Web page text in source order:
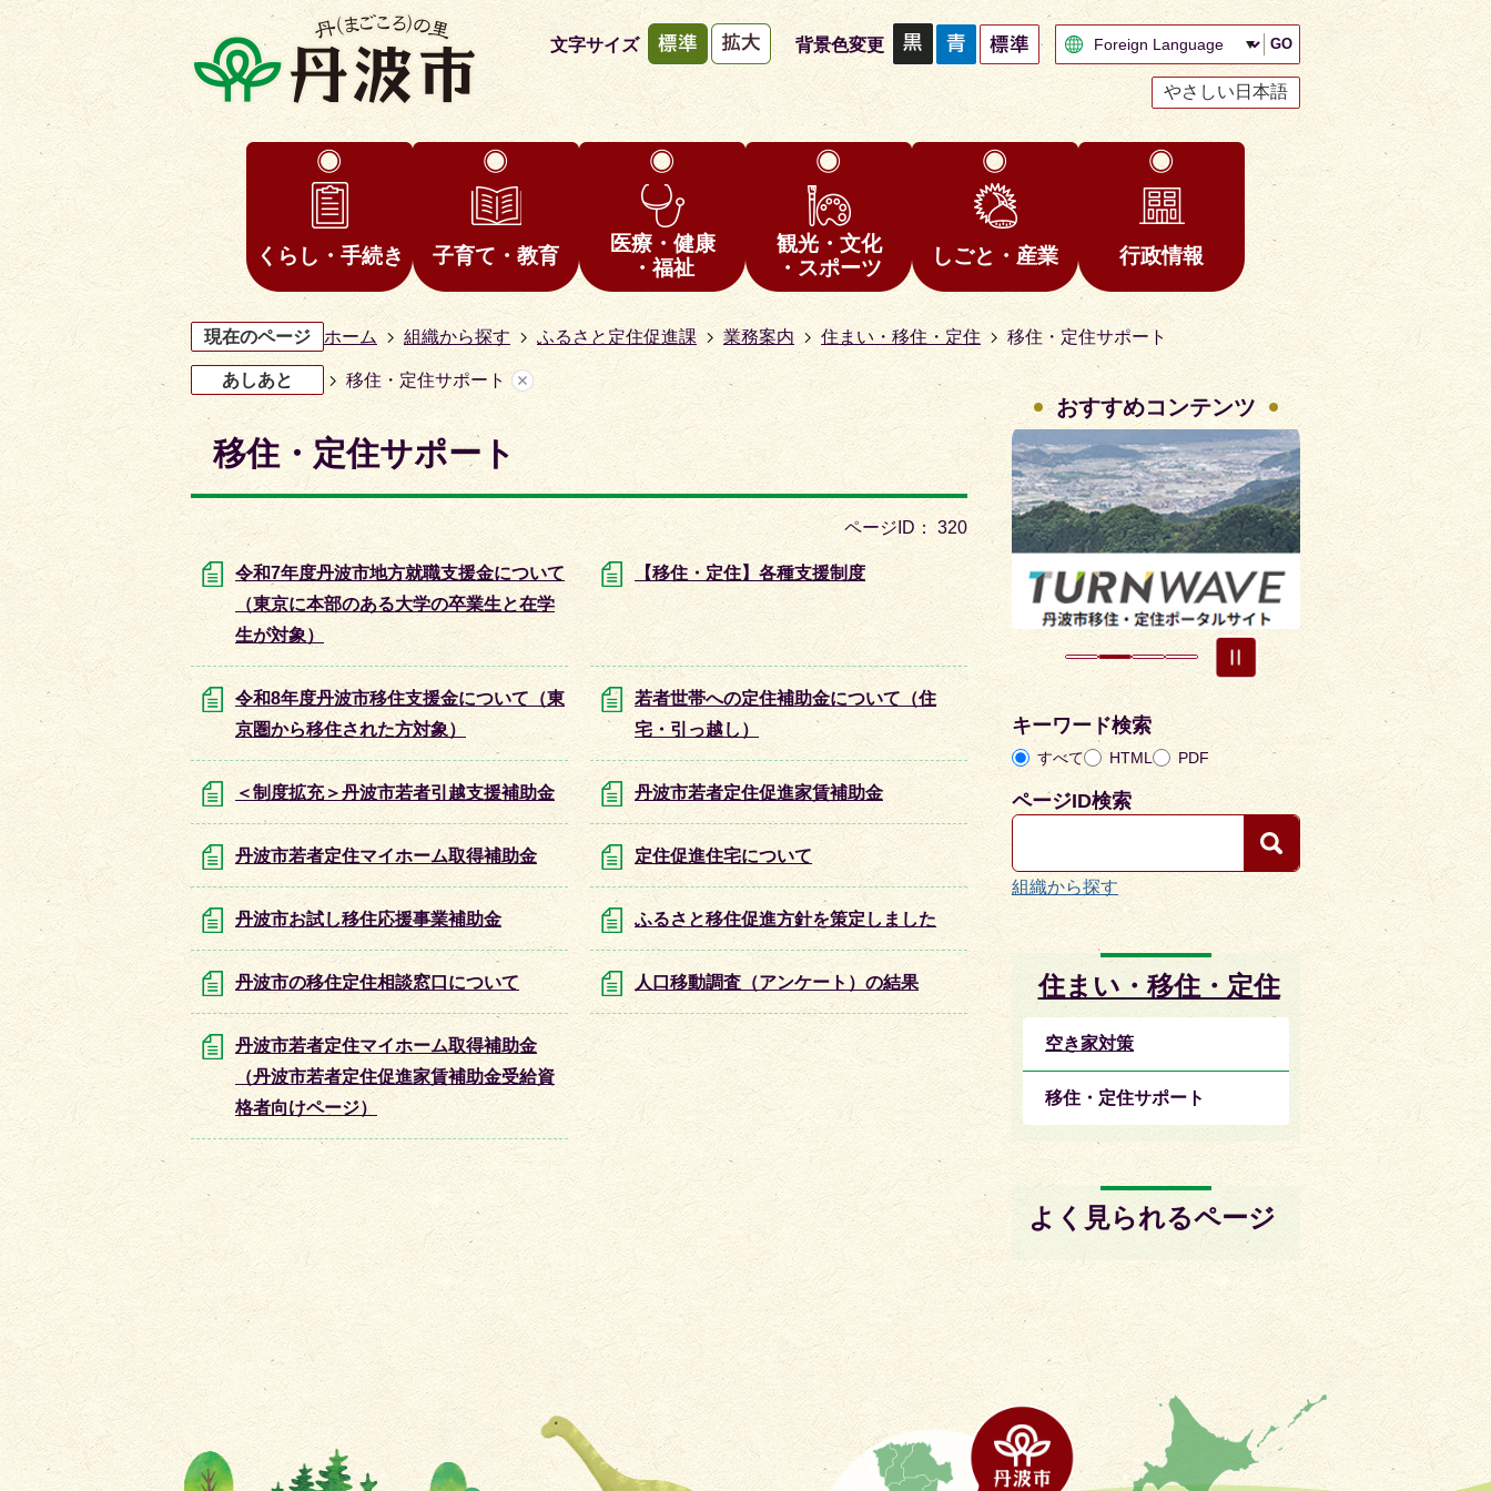
文字サイズ 背景色変更 GO
やさしい日本語
くらし・手続き 子育て・教育
医療・健康
・福祉
観光・文化
・スポーツ
しごと・産業 行政情報
現在のページ ホーム 組織から探す ふるさと定住促進課 業務案内 住まい・移住・定住 移住・定住サポート
あしあと 移住・定住サポート
移住・定住サポート
ページID： 320
令和7年度丹波市地方就職支援金について
（東京に本部のある大学の卒業生と在学
生が対象）
【移住・定住】各種支援制度
令和8年度丹波市移住支援金について（東
京圏から移住された方対象）
若者世帯への定住補助金について（住
宅・引っ越し）
＜制度拡充＞丹波市若者引越支援補助金 丹波市若者定住促進家賃補助金
丹波市若者定住マイホーム取得補助金 定住促進住宅について
丹波市お試し移住応援事業補助金 ふるさと移住促進方針を策定しました
丹波市の移住定住相談窓口について 人口移動調査（アンケート）の結果
丹波市若者定住マイホーム取得補助金
（丹波市若者定住促進家賃補助金受給資
格者向けページ）
おすすめコンテンツ
目
ラ
4
目
ス
ラ
ド
1
枚
ス
ド
2
枚
目
の
イ
ド
枚
目
の
イ
キーワード検索
すべて HTML PDF
ページID検索
組織から探す
住まい・移住・定住
空き家対策
移住・定住サポート
よく見られるページ